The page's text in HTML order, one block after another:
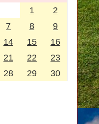
1
2
7 8
9
14 15
16
21 22
23
28 29 30